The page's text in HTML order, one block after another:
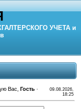
УЧЕТА и
Вас ,Гость ·
09.08.2026,
18:25